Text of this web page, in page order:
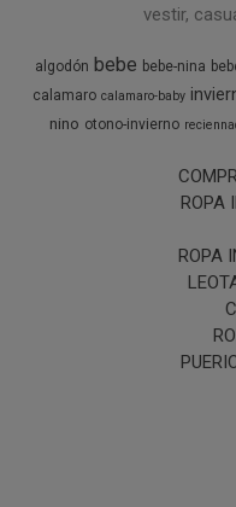
vestir,
algodón bebe bebe-nina
calamaro calamaro-baby
nino otono-invierno
ROPA
ROPA